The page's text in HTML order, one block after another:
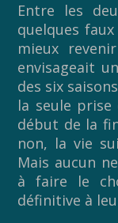
Entre les
quelques
mieux
envisageait
des six
la seule prise
début de la
non, la vie
Mais aucun
à faire le
définitive à